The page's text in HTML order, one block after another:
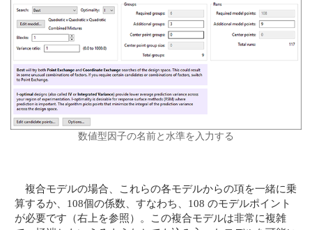
数値型因子の名前と水準を入力する
複合モデルの場合、これらの各モデルからの項を一緒に乗
算するか、108個の係数、すなわち、108 のモデルポイント
が必要です（右上を参照）。この複合モデルは非常に複雑